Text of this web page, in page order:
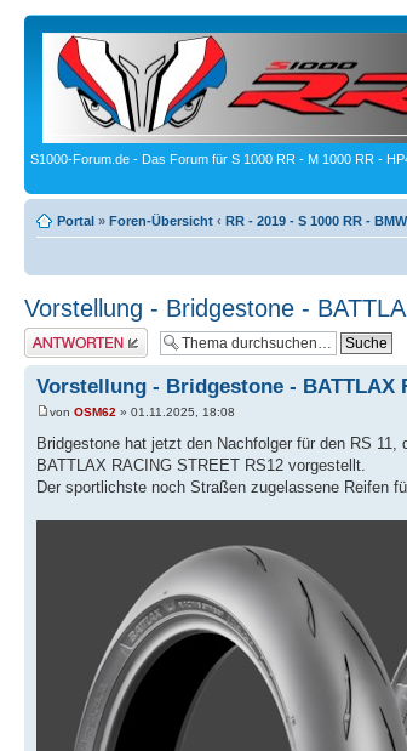
S1000-Forum.de - Das Forum für S 1000 RR - M 1000 RR -
Portal » Foren-Übersicht ‹ RR - 2019 - S 1000 RR -
Vorstellung - Bridgestone -
Antwort erstellen
Vorstellung - Bridgestone - BATTLAX
von OSM62 » 01.11.2025, 18:08
Bridgestone hat jetzt den Nachfolger für den RS 11,
BATTLAX RACING STREET RS12 vorgestellt.
Der sportlichste noch Straßen zugelassene Reifen